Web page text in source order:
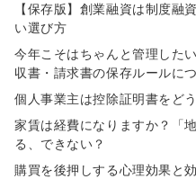
【保存版】創業融資は制度融
い選び方
今年こそはちゃんと管理した
収書・請求書の保存ルールに
個人事業主は控除証明書をど
家賃は経費になりますか？「
る、できない？
購買を後押しする心理効果と